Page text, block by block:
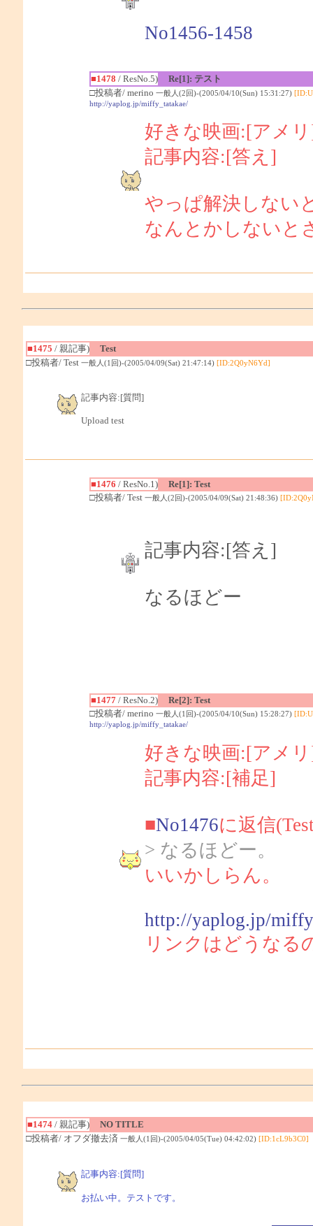
No1456-1458
■1478 / ResNo.5)
Re[1]: テスト
□投稿者/ merino 一般人(2回)-(2005/04/10(Sun) 15:31:27)
http://yaplog.jp/miffy_tatakae/
好きな映画:[アメ
記事内容:[答え]
やっぱ解決しない
なんとかしないと
■1475 / 親記事)
Test
□投稿者/ Test 一般人(1回)-(2005/04/09(Sat) 21:47:14) [ID:2Q0yN6Yd]
記事内容:[質問]
Upload test
■1476 / ResNo.1)
Re[1]: Test
□投稿者/ Test 一般人(2回)-(2005/04/09(Sat) 21:48:36)
記事内容:[答え]
なるほどー
■1477/ ResNo.2)
Re[2]: Test
□投稿者/ merino 一般人(1回)-(2005/04/10(Sun) 15:28:27)
http://yaplog.jp/miffy_tatakae/
好きな映画:[アメ
記事内容:[補足]
■No1476に返信
> なるほどー。
いいかしらん。
http://yaplog.jp/
リンクはどうなる
■1474/ 親記事)
NO TITLE
□投稿者/ オフダ撤去済 一般人(1回)-(2005/04/05(Tue) 04:42:02) [ID:1cL9b3C0]
記事内容:[質問]
お払い中。テストです。